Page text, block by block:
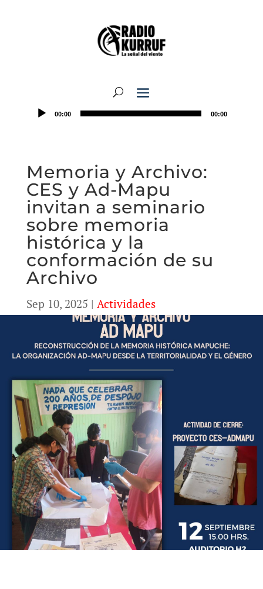
00:00 00:00
Memoria y Archivo:
CES y Ad-Mapu
invitan a seminario
sobre memoria
histórica y la
conformación de su
Archivo
Sep 10, 2025 | Actividades